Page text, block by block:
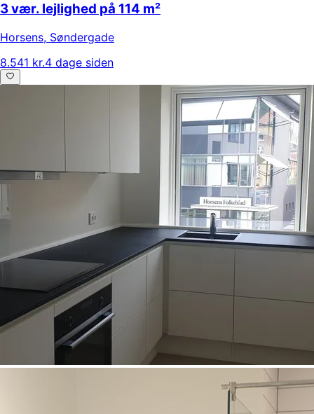
3 vær. lejlighed på 114 m²
Horsens, Søndergade
8.541 kr.4 dage siden